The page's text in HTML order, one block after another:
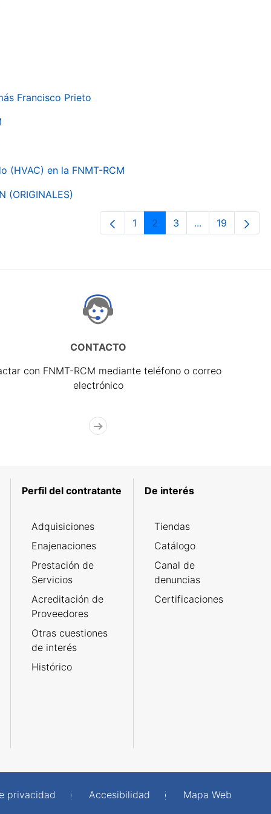
Francisco Prieto
(HVAC) en la FNMT-RCM
Página
1 Página
2 Página
3 ...PáginasPágina
19
CONTACTO
con FNMT-RCM mediante teléfono o correo
electrónico
Perfil del contratante
Adquisiciones
Enajenaciones
Prestación de
Servicios
Acreditación de
Proveedores
Otras cuestiones
de interés
Histórico
De interés
Tiendas
Catálogo
Canal de
denuncias
Certificaciones
privacidad Accesibilidad
Mapa Web